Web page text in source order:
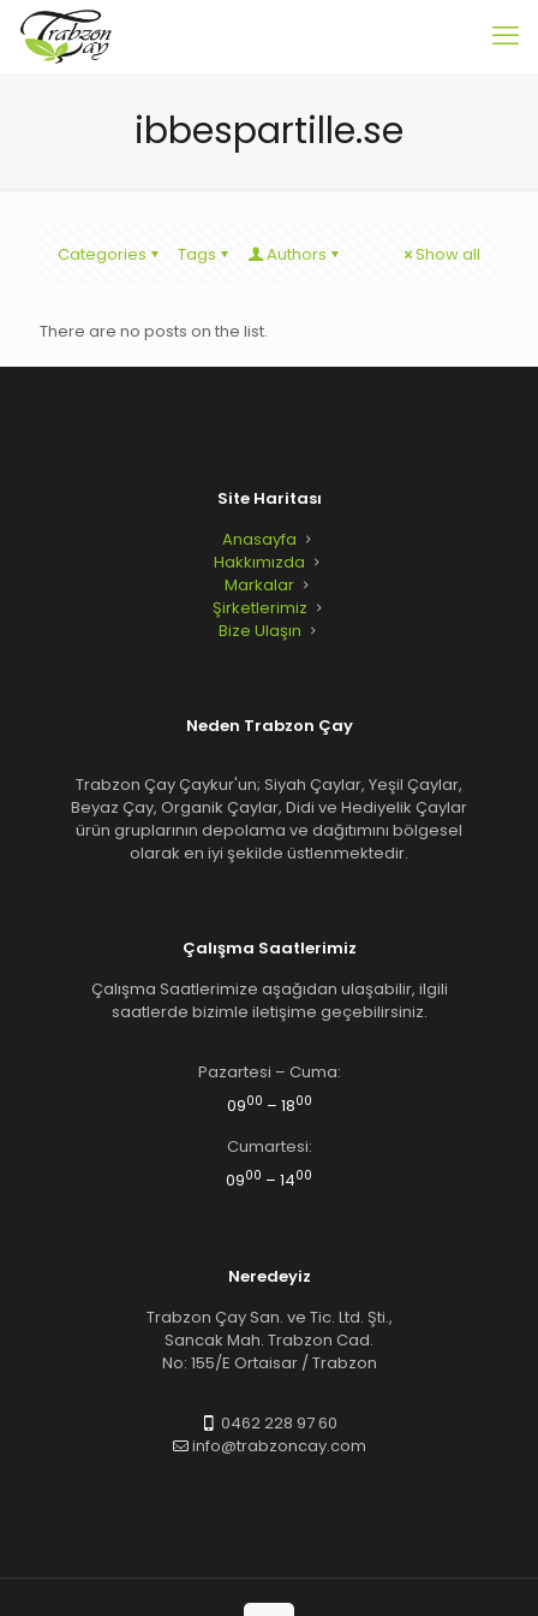
ibbespartille.se
Categories Tags Authors Show all
There are no posts on the list.
Site Haritası
Anasayfa
Hakkımızda
Markalar
Şirketlerimiz
Bize Ulaşın
Neden Trabzon Çay
Trabzon Çay Çaykur'un; Siyah Çaylar, Yeşil Çaylar,
Beyaz Çay, Organik Çaylar, Didi ve Hediyelik Çaylar
ürün gruplarının depolama ve dağıtımını bölgesel
olarak en iyi şekilde üstlenmektedir.
Çalışma Saatlerimiz
Çalışma Saatlerimize aşağıdan ulaşabilir, ilgili
saatlerde bizimle iletişime geçebilirsiniz.
Pazartesi – Cuma:
0900 – 1800
Cumartesi:
0900 – 1400
Neredeyiz
Trabzon Çay San. ve Tic. Ltd. Şti.,
Sancak Mah. Trabzon Cad.
No: 155/E Ortaisar / Trabzon
0462 228 97 60
info@trabzoncay.com